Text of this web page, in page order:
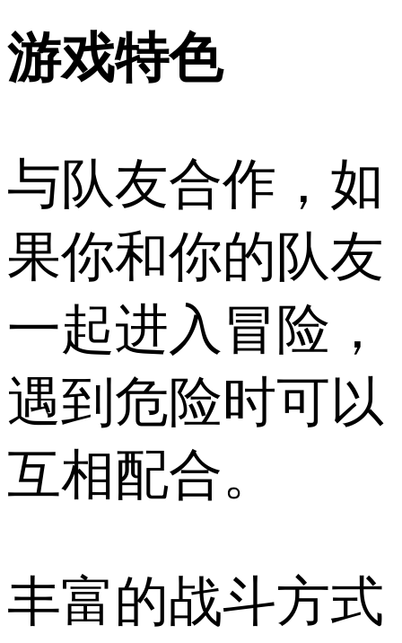
游戏特色
与队友合作，如
果你和你的队友
一起进入冒险，
遇到危险时可以
互相配合。
丰富的战斗方式